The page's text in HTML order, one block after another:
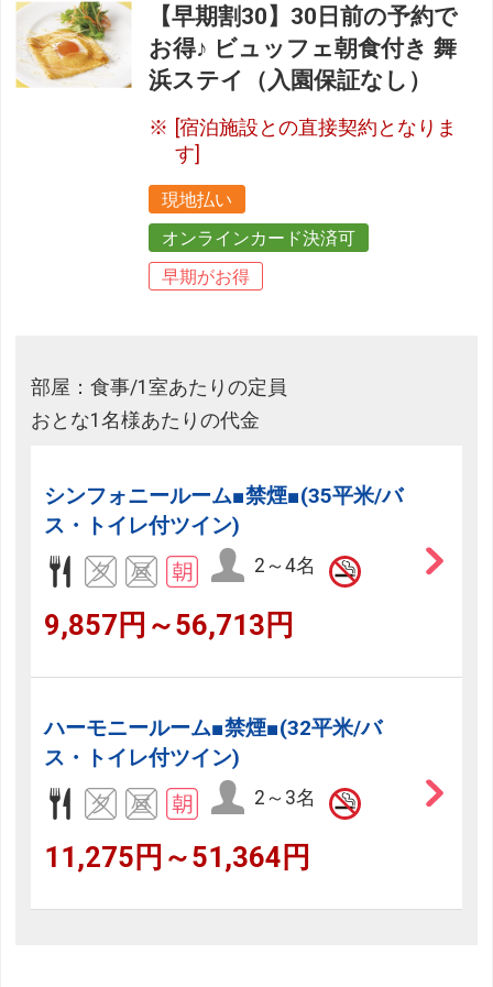
【早期割30】30日前の予約で
お得♪ ビュッフェ朝食付き 舞
浜ステイ（入園保証なし）
[宿泊施設との直接契約となりま
す]
現地払い
オンラインカード決済可
早期がお得
部屋：食事/1室あたりの定員
おとな1名様あたりの代金
シンフォニールーム■禁煙■(35平米/バ
ス・トイレ付ツイン)
2～4名
9,857円～56,713円
ハーモニールーム■禁煙■(32平米/バ
ス・トイレ付ツイン)
2～3名
11,275円～51,364円